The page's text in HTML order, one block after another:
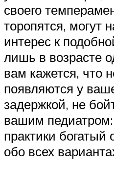
своего
торопятся, могут
интерес к
лишь в возрасте
вам кажется, что
появляются у
задержкой, не
вашим
практики богатый
обо всех